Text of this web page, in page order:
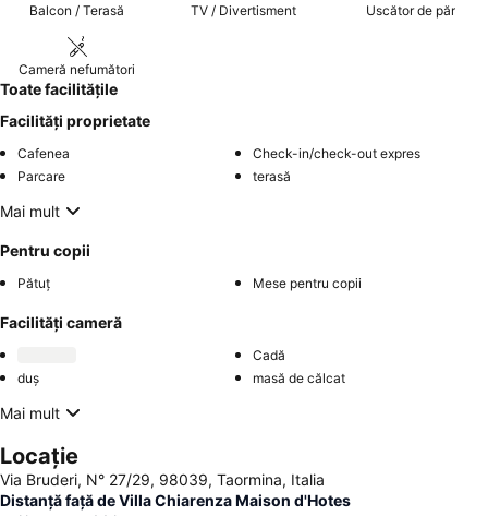
Balcon / Terasă TV / Divertisment Uscător de păr
Cameră nefumători
Toate facilitățile
Facilități proprietate
Cafenea
Check-in/check-out expres
Parcare
terasă
Mai mult
Pentru copii
Pătuț Mese pentru copii
Facilități cameră
Cadă
duș
masă de călcat
Mai mult
Locație
Via Bruderi, N° 27/29, 98039, Taormina, Italia
Distanță față de Villa Chiarenza Maison d'Hotes